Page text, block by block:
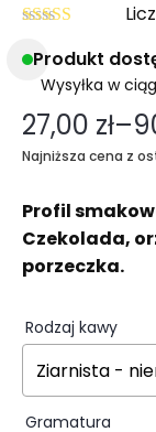
5.01na 5
Produkt
Wysyłka w
27,00 zł–
Zakres
cen:
od
27,00 zł
do
Najniższa cena z
Profil
Czekolada,
porzeczka.
Rodzaj kawy
Gramatura